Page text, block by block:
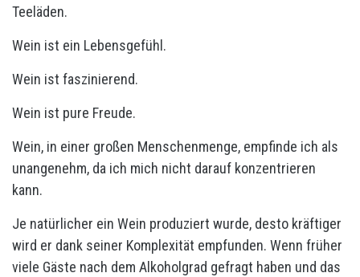
Teeläden.
Wein ist ein Lebensgefühl.
Wein ist faszinierend.
Wein ist pure Freude.
Wein, in einer großen Menschenmenge, empfinde ich als
unangenehm, da ich mich nicht darauf konzentrieren
kann.
Je natürlicher ein Wein produziert wurde, desto kräftiger
wird er dank seiner Komplexität empfunden. Wenn früher
viele Gäste nach dem Alkoholgrad gefragt haben und das